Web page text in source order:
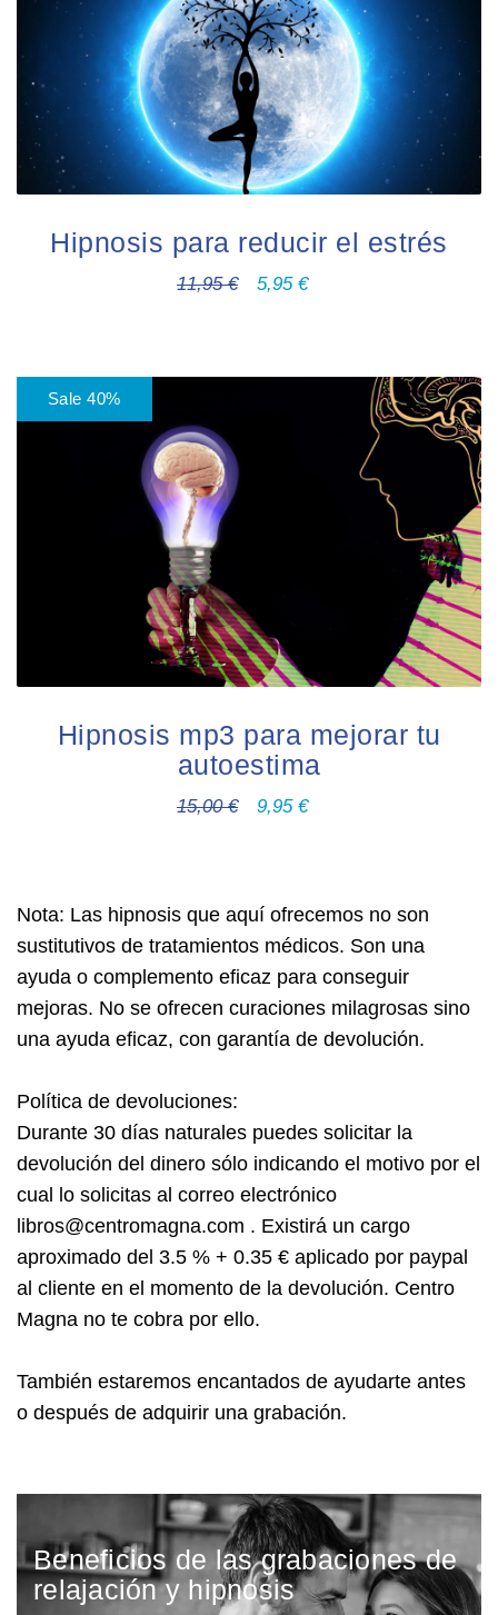
Hipnosis para reducir el estrés
11,95€ 5,95 €
Sale 40%
Hipnosis mp3 para mejorar tu
autoestima
15,00€ 9,95 €
Nota: Las hipnosis que aquí ofrecemos no son
sustitutivos de tratamientos médicos. Son una
ayuda o complemento eficaz para conseguir
mejoras. No se ofrecen curaciones milagrosas sino
una ayuda eficaz, con garantía de devolución.
Política de devoluciones:
Durante 30 días naturales puedes solicitar la
devolución del dinero sólo indicando el motivo por el
cual lo solicitas al correo electrónico
libros@centromagna.com . Existirá un cargo
aproximado del 3.5 % + 0.35 € aplicado por paypal
al cliente en el momento de la devolución. Centro
Magna no te cobra por ello.
También estaremos encantados de ayudarte antes
o después de adquirir una grabación.
Beneficios de las grabaciones de
relajación y hipnosis​